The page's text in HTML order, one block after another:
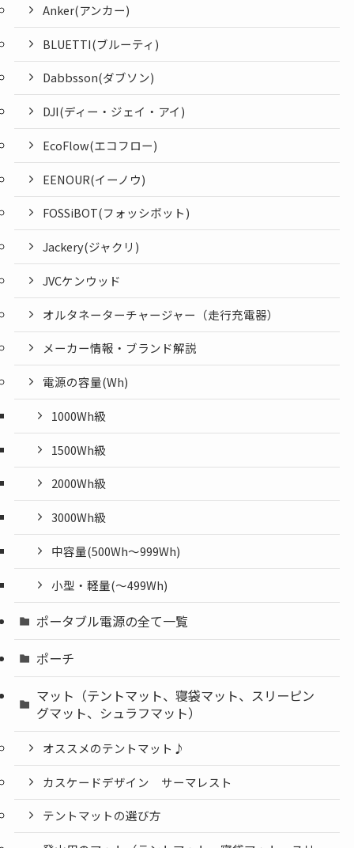
Anker(アンカー)
BLUETTI(ブルーティ)
Dabbsson(ダブソン)
DJI(ディー・ジェイ・アイ)
EcoFlow(エコフロー)
EENOUR(イーノウ)
FOSSiBOT(フォッシボット)
Jackery(ジャクリ)
JVCケンウッド
オルタネーターチャージャー（走行充電器）
メーカー情報・ブランド解説
電源の容量(Wh)
1000Wh級
1500Wh級
2000Wh級
3000Wh級
中容量(500Wh～999Wh)
小型・軽量(〜499Wh)
ポータブル電源の全て一覧
ポーチ
マット（テントマット、寝袋マット、スリーピン
グマット、シュラフマット）
オススメのテントマット♪
カスケードデザイン サーマレスト
テントマットの選び方